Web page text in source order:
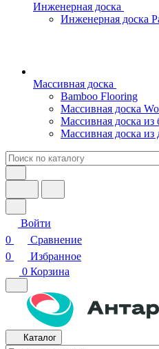
Инженерная доска
Инженерная доска
Массивная доска
Bamboo Flooring
Массивная доска
Массивная доска из
Массивная доска из
Войти
0
Сравнение
0
Избранное
0 Корзина
Каталог